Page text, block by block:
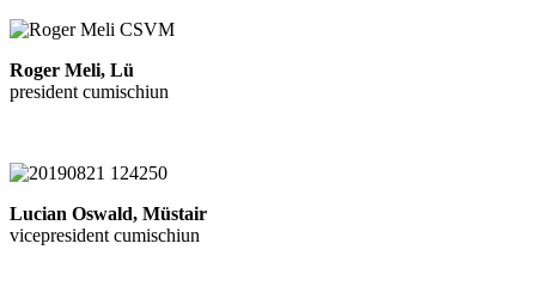
Roger Meli, Lü
president cumischiun
Lucian Oswald, Müstair
vicepresident cumischiun